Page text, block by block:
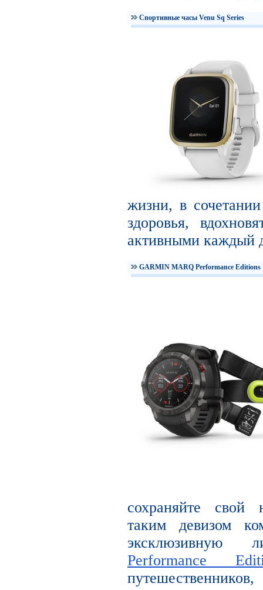
Спортивные часы Venu Sq Series
жизни, в
здоровья,
активными каждый
GARMIN MARQ Performance Editions
сохраняйте свой
таким девизом
Performance